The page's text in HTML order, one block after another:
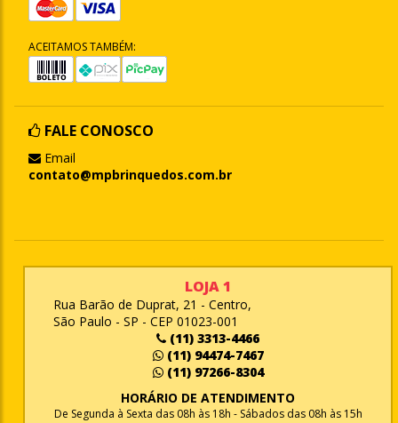
ACEITAMOS TAMBÉM:
FALE CONOSCO
Email
contato@mpbrinquedos.com.br
LOJA 1
Rua Barão de Duprat, 21 - Centro,
São Paulo - SP - CEP 01023-001
(11) 3313-4466
(11) 94474-7467
(11) 97266-8304
HORÁRIO DE ATENDIMENTO
De Segunda à Sexta das 08h às 18h - Sábados das 08h às 15h